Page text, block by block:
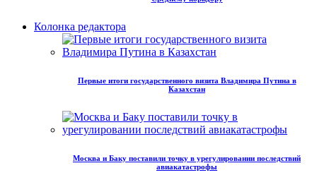
Колонка редактора
Первые итоги государственного визита Владимира Путина в
Казахстан
Москва и Баку поставили точку в урегулировании последствий
авиакатастрофы